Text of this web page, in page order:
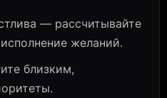
— рассчитывайте
желаний.
близким,